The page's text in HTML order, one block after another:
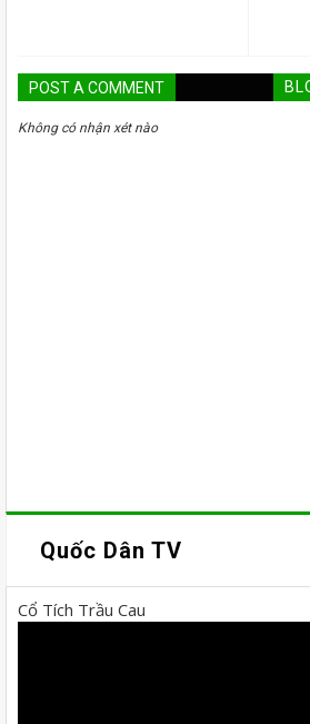
POST A COMMENT
Không có nhận xét nào
Quốc Dân TV
Cổ Tích Trầu Cau